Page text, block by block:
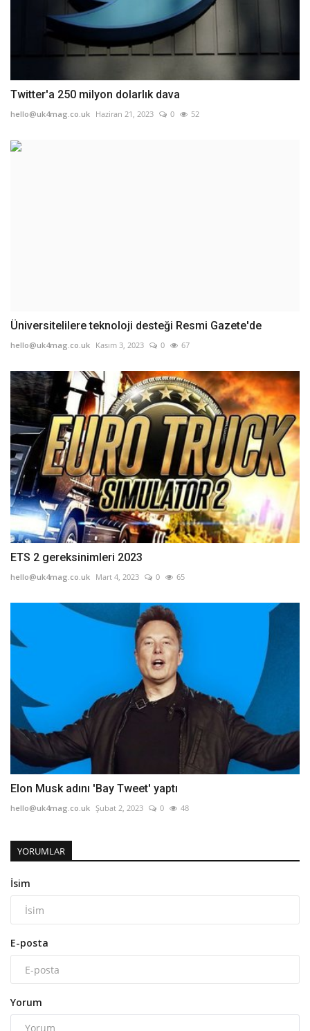
Twitter'a 250 milyon dolarlık dava
hello@uk4mag.co.uk Haziran 21, 2023 0 52
Üniversitelilere teknoloji desteği Resmi Gazete'de
hello@uk4mag.co.uk Kasım 3, 2023 0 67
ETS 2 gereksinimleri 2023
hello@uk4mag.co.uk Mart 4, 2023 0 65
Elon Musk adını 'Bay Tweet' yaptı
hello@uk4mag.co.uk Şubat 2, 2023 0 48
YORUMLAR
İsim
E-posta
Yorum